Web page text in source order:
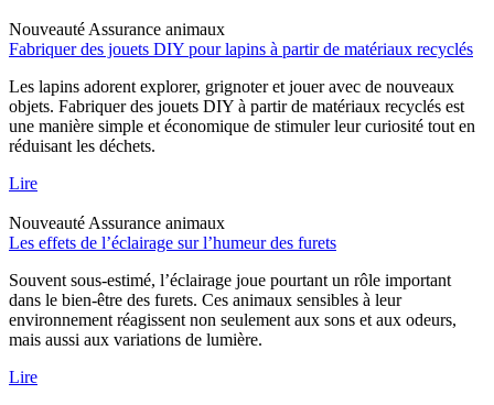
Nouveauté Assurance animaux
Fabriquer des jouets DIY pour lapins à partir de matériaux recyclés
Les lapins adorent explorer, grignoter et jouer avec de nouveaux
objets. Fabriquer des jouets DIY à partir de matériaux recyclés est
une manière simple et économique de stimuler leur curiosité tout en
réduisant les déchets.
Lire
Nouveauté Assurance animaux
Les effets de l’éclairage sur l’humeur des furets
Souvent sous-estimé, l’éclairage joue pourtant un rôle important
dans le bien-être des furets. Ces animaux sensibles à leur
environnement réagissent non seulement aux sons et aux odeurs,
mais aussi aux variations de lumière.
Lire